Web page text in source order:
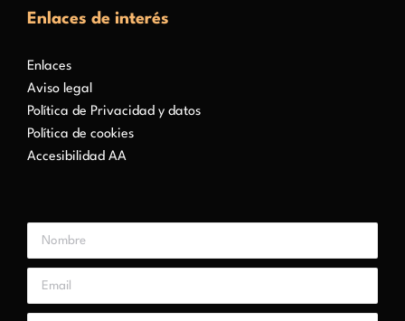
Enlaces de interés
Enlaces
Aviso legal
Política de Privacidad y datos
Política de cookies
Accesibilidad AA